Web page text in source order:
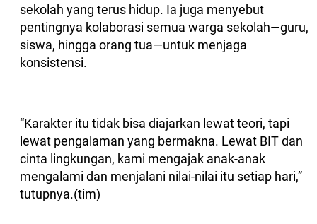
sekolah yang terus hidup. Ia juga menyebut
pentingnya kolaborasi semua warga sekolah—guru,
siswa, hingga orang tua—untuk menjaga
konsistensi.
“Karakter itu tidak bisa diajarkan lewat teori, tapi
lewat pengalaman yang bermakna. Lewat BIT dan
cinta lingkungan, kami mengajak anak-anak
mengalami dan menjalani nilai-nilai itu setiap hari,”
tutupnya.(tim)